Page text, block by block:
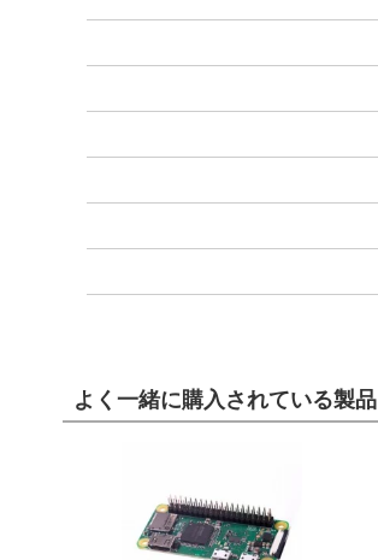
よく一緒に購入されている製品